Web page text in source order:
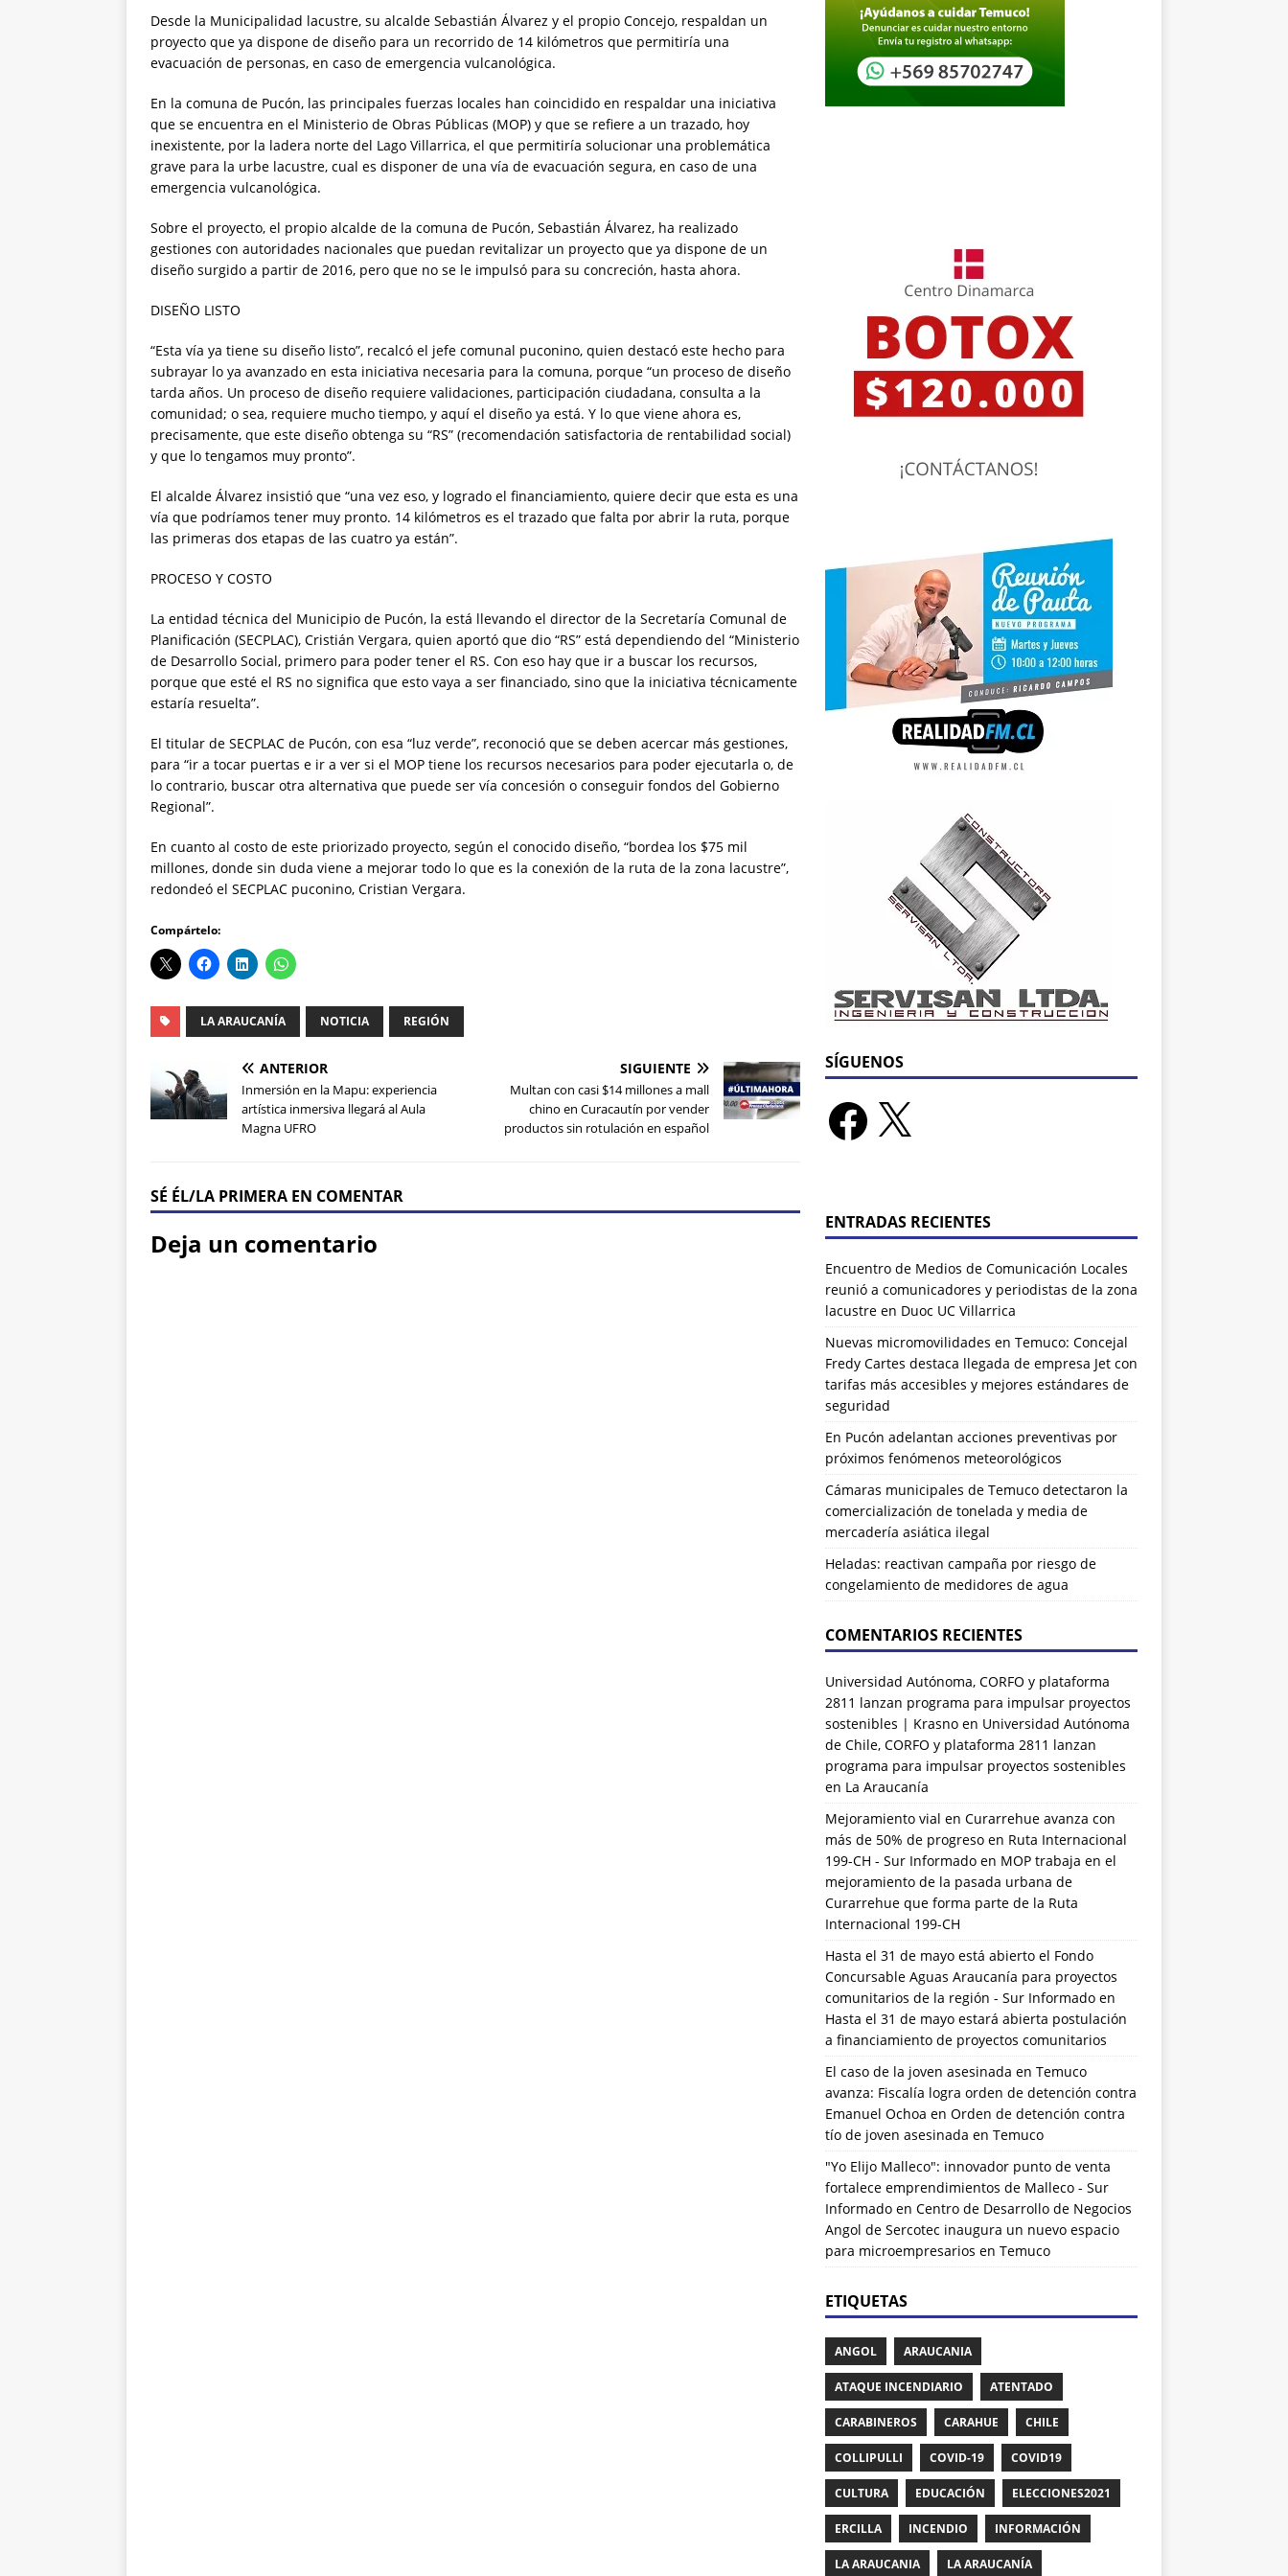
Desde la Municipalidad lacustre, su alcalde Sebastián Álvarez y el propio Concejo, respaldan un
proyecto que ya dispone de diseño para un recorrido de 14 kilómetros que permitiría una
evacuación de personas, en caso de emergencia vulcanológica.
En la comuna de Pucón, las principales fuerzas locales han coincidido en respaldar una iniciativa
que se encuentra en el Ministerio de Obras Públicas (MOP) y que se refiere a un trazado, hoy
inexistente, por la ladera norte del Lago Villarrica, el que permitiría solucionar una problemática
grave para la urbe lacustre, cual es disponer de una vía de evacuación segura, en caso de una
emergencia vulcanológica.
Sobre el proyecto, el propio alcalde de la comuna de Pucón, Sebastián Álvarez, ha realizado
gestiones con autoridades nacionales que puedan revitalizar un proyecto que ya dispone de un
diseño surgido a partir de 2016, pero que no se le impulsó para su concreción, hasta ahora.
DISEÑO LISTO
“Esta vía ya tiene su diseño listo”, recalcó el jefe comunal puconino, quien destacó este hecho para
subrayar lo ya avanzado en esta iniciativa necesaria para la comuna, porque “un proceso de diseño
tarda años. Un proceso de diseño requiere validaciones, participación ciudadana, consulta a la
comunidad; o sea, requiere mucho tiempo, y aquí el diseño ya está. Y lo que viene ahora es,
precisamente, que este diseño obtenga su “RS” (recomendación satisfactoria de rentabilidad social)
y que lo tengamos muy pronto”.
El alcalde Álvarez insistió que “una vez eso, y logrado el financiamiento, quiere decir que esta es una
vía que podríamos tener muy pronto. 14 kilómetros es el trazado que falta por abrir la ruta, porque
las primeras dos etapas de las cuatro ya están”.
PROCESO Y COSTO
La entidad técnica del Municipio de Pucón, la está llevando el director de la Secretaría Comunal de
Planificación (SECPLAC), Cristián Vergara, quien aportó que dio “RS” está dependiendo del “Ministerio
de Desarrollo Social, primero para poder tener el RS. Con eso hay que ir a buscar los recursos,
porque que esté el RS no significa que esto vaya a ser financiado, sino que la iniciativa técnicamente
estaría resuelta”.
El titular de SECPLAC de Pucón, con esa “luz verde”, reconoció que se deben acercar más gestiones,
para “ir a tocar puertas e ir a ver si el MOP tiene los recursos necesarios para poder ejecutarla o, de
lo contrario, buscar otra alternativa que puede ser vía concesión o conseguir fondos del Gobierno
Regional”.
En cuanto al costo de este priorizado proyecto, según el conocido diseño, “bordea los $75 mil
millones, donde sin duda viene a mejorar todo lo que es la conexión de la ruta de la zona lacustre”,
redondeó el SECPLAC puconino, Cristian Vergara.
Compártelo:
LA ARAUCANÍA NOTICIA REGIÓN
ANTERIOR
Inmersión en la Mapu: experiencia
artística inmersiva llegará al Aula
Magna UFRO
SIGUIENTE
Multan con casi $14 millones a mall
chino en Curacautín por vender
productos sin rotulación en español
SÉ ÉL/LA PRIMERA EN COMENTAR
Deja un comentario
SÍGUENOS
ENTRADAS RECIENTES
Encuentro de Medios de Comunicación Locales
reunió a comunicadores y periodistas de la zona
lacustre en Duoc UC Villarrica
Nuevas micromovilidades en Temuco: Concejal
Fredy Cartes destaca llegada de empresa Jet con
tarifas más accesibles y mejores estándares de
seguridad
En Pucón adelantan acciones preventivas por
próximos fenómenos meteorológicos
Cámaras municipales de Temuco detectaron la
comercialización de tonelada y media de
mercadería asiática ilegal
Heladas: reactivan campaña por riesgo de
congelamiento de medidores de agua
COMENTARIOS RECIENTES
Universidad Autónoma, CORFO y plataforma
2811 lanzan programa para impulsar proyectos
sostenibles | Krasnoen Universidad Autónoma
de Chile, CORFO y plataforma 2811 lanzan
programa para impulsar proyectos sostenibles
en La Araucanía
Mejoramiento vial en Curarrehue avanza con
más de 50% de progreso en Ruta Internacional
199-CH - Sur Informadoen MOP trabaja en el
mejoramiento de la pasada urbana de
Curarrehue que forma parte de la Ruta
Internacional 199-CH
Hasta el 31 de mayo está abierto el Fondo
Concursable Aguas Araucanía para proyectos
comunitarios de la región - Sur Informadoen
Hasta el 31 de mayo estará abierta postulación
a financiamiento de proyectos comunitarios
El caso de la joven asesinada en Temuco
avanza: Fiscalía logra orden de detención contra
Emanuel Ochoa en Orden de detención contra
tío de joven asesinada en Temuco
"Yo Elijo Malleco": innovador punto de venta
fortalece emprendimientos de Malleco - Sur
Informadoen Centro de Desarrollo de Negocios
Angol de Sercotec inaugura un nuevo espacio
para microempresarios en Temuco
ETIQUETAS
ANGOL ARAUCANIA
ATAQUE INCENDIARIO ATENTADO
CARABINEROS CARAHUE CHILE
COLLIPULLI COVID-19 COVID19
CULTURA EDUCACIÓN ELECCIONES2021
ERCILLA INCENDIO INFORMACIÓN
LA ARAUCANIA LA ARAUCANÍA